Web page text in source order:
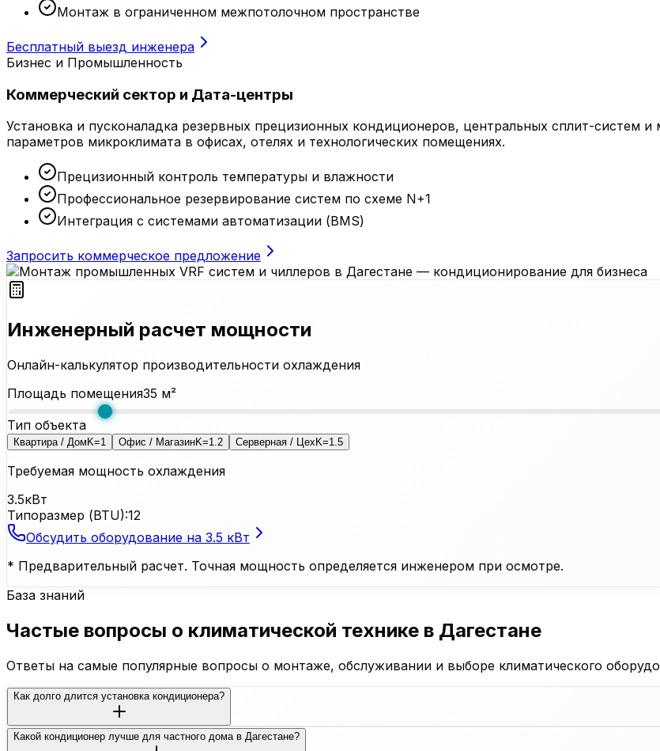
Монтаж в ограниченном межпотолочном пространстве
Бесплатный выезд инженера
Бизнес и Промышленность
Коммерческий сектор и Дата-центры
Установка и пусконаладка резервных прецизионных кондиционеров, центральных сплит-систем
параметров микроклимата в офисах, отелях и технологических помещениях.
Прецизионный контроль температуры и влажности
Профессиональное резервирование систем по схеме N+1
Интеграция с системами автоматизации (BMS)
Запросить коммерческое предложение
Инженерный расчет мощности
Онлайн-калькулятор производительности охлаждения
Площадь помещения35 м²
Тип объекта
Квартира / Дом K=1 Офис / МагазинK=1.2 Серверная / Цех K=1.5
Требуемая мощность охлаждения
3.5кВт
Типоразмер (BTU):12
Обсудить оборудование на 3.5 кВт
* Предварительный расчет. Точная мощность определяется инженером при осмотре.
База знаний
Частые вопросы о климатической технике в Дагестане
Ответы на самые популярные вопросы о монтаже, обслуживании и выборе климатического
Как долго длится установка кондиционера?
Какой кондиционер лучше для частного дома в Дагестане?